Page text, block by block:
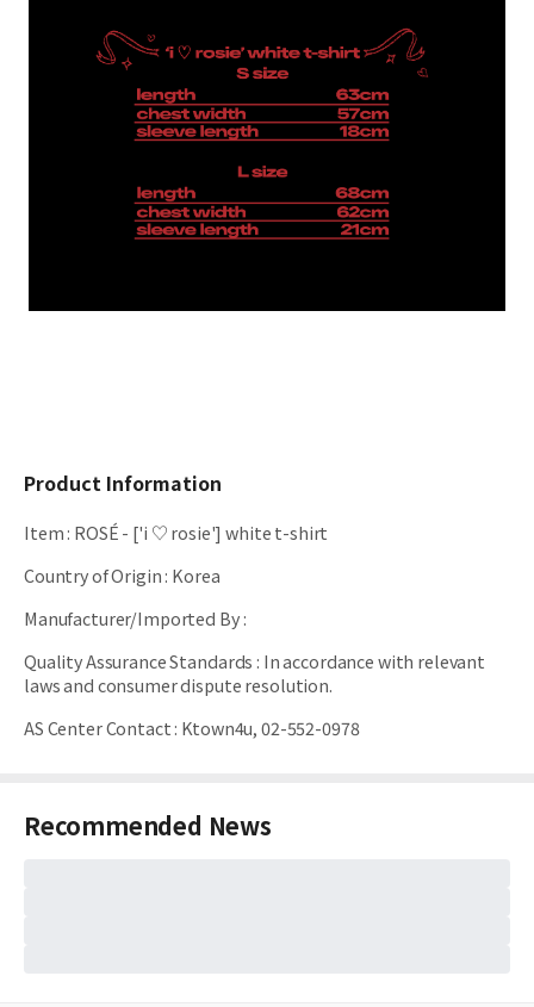
Product Information
Item: ROSÉ - ['i ♡ rosie'] white t-shirt
Country of Origin: Korea
Manufacturer/Imported By:
Quality Assurance Standards : In accordance with relevant
laws and consumer dispute resolution.
AS Center Contact: Ktown4u, 02-552-0978
Recommended News